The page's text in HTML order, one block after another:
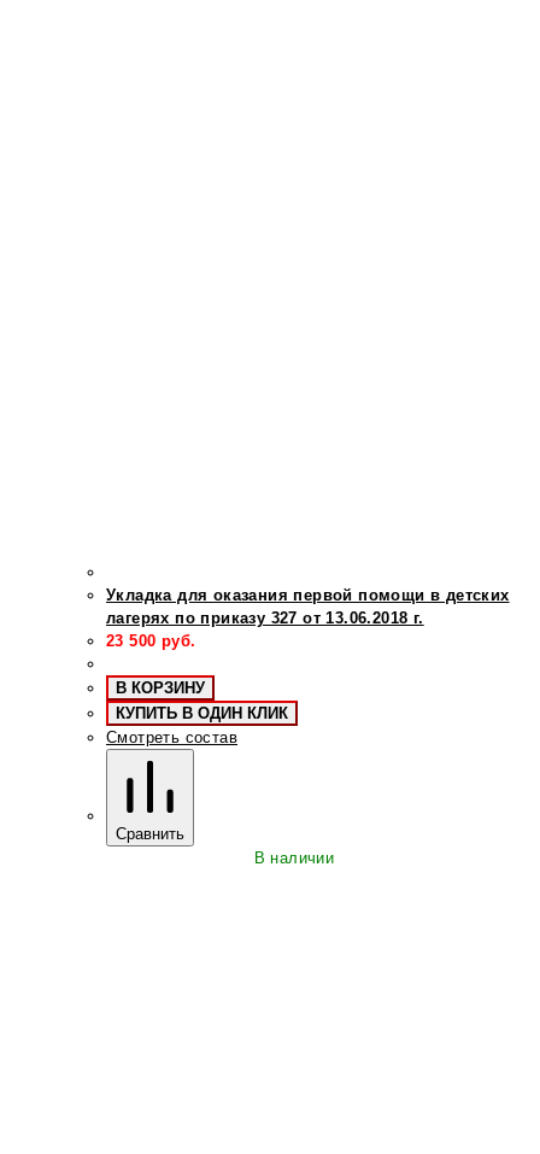
Укладка для оказания первой помощи в детских
лагерях по приказу 327 от 13.06.2018 г.
23 500 руб.
В КОРЗИНУ
КУПИТЬ В ОДИН КЛИК
Смотреть состав
Сравнить
В наличии